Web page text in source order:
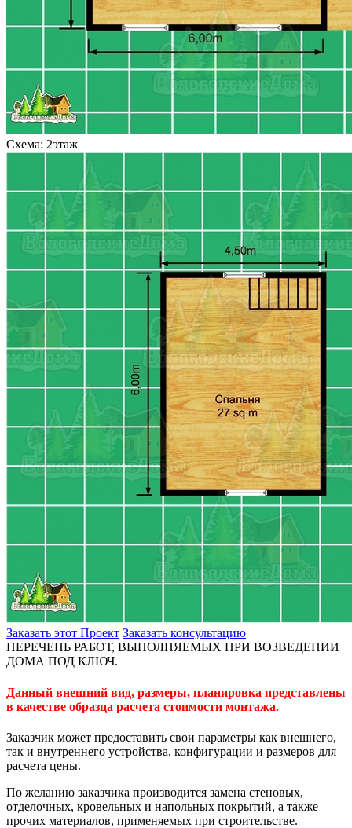
Схема: 2этаж
Заказать этот Проект Заказать консультацию
ПЕРЕЧЕНЬ РАБОТ, ВЫПОЛНЯЕМЫХ ПРИ ВОЗВЕДЕНИИ
ДОМА ПОД КЛЮЧ.
Данный внешний вид, размеры, планировка представлены
в качестве образца расчета стоимости монтажа.
Заказчик может предоставить свои параметры как внешнего,
так и внутреннего устройства, конфигурации и размеров для
расчета цены.
По желанию заказчика производится замена стеновых,
отделочных, кровельных и напольных покрытий, а также
прочих материалов, применяемых при строительстве.